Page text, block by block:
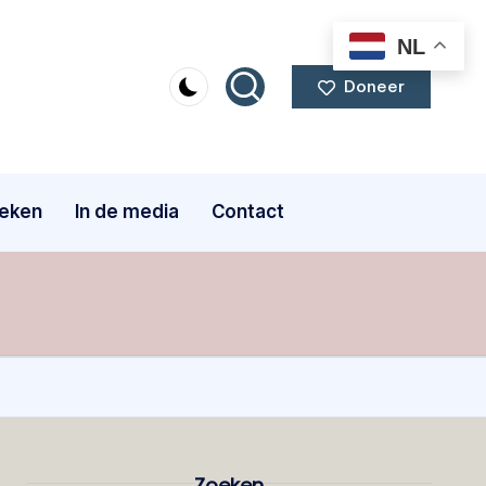
Doneer
In de media Contact
NL